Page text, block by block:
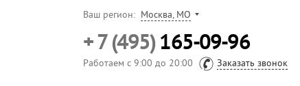
Ваш регион: Москва, МО
+ 7 (495)165-09-96
Работаем с 9:00 до 20:00 Заказать звонок